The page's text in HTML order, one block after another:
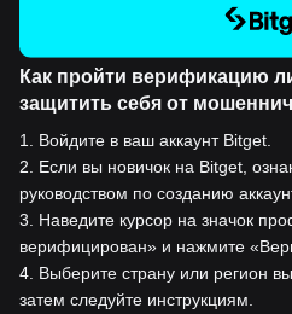
Как пройти верификацию
защитить себя от
1
Войдите в ваш аккаунт Bitget.
2
Если вы новичок на Bitget,
руководством по созданию
3
Наведите курсор на значок
верифицирован» и нажмите
4 Выберите страну или регион
затем следуйте инструкциям.